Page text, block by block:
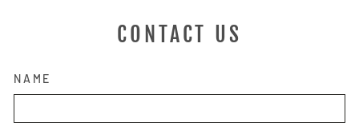
CONTACT US
NAME